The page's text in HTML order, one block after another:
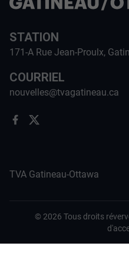
STATION
171-A Rue Jean-Proulx,
COURRIEL
nouvelles@tvagatineau.ca
TVA Gatineau-Ottawa
© 2026 Tous droits